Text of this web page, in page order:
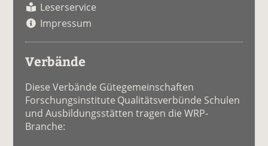
Leserservice
Impressum
Verbände
Diese Verbände Gütegemeinschaften
Forschungsinstitute Qualitätsverbünde Schulen
und Ausbildungsstätten tragen die WRP-
Branche: